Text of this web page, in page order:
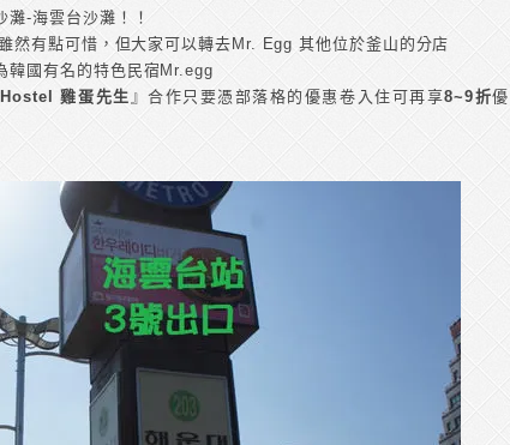
-海雲台沙灘！！
然有點可惜，但大家可以轉去Mr. Egg 其他位於釜山的分店
韓國有名的特色民宿Mr.egg
雞蛋先生 』合作只要憑部落格的優惠卷入住可再享8~9折優